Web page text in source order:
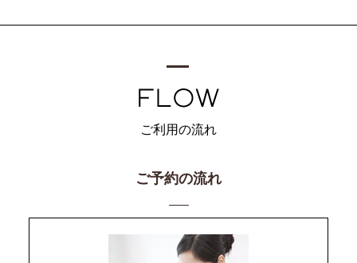
ご利用の流れ
ご予約の流れ